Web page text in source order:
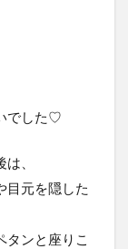
でした♡
、
目元を隠した
タンと座りこ